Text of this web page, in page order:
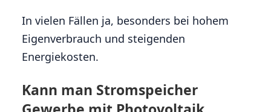
In vielen Fällen ja, besonders bei hohem
Eigenverbrauch und steigenden
Energiekosten.
Kann man Stromspeicher